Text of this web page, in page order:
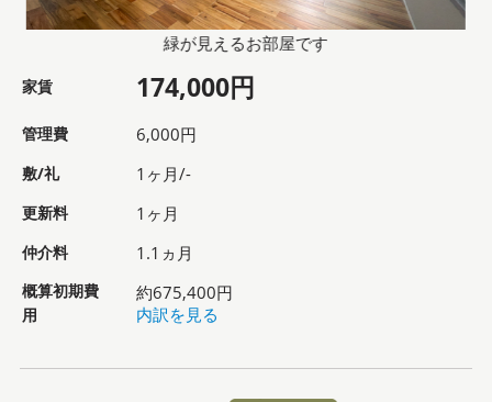
緑が見えるお部屋です
家賃 174,000円
管理費 6,000円
敷/礼 1ヶ月/-
更新料 1ヶ月
仲介料 1.1ヵ月
概算初期費
用
約675,400円
内訳を見る